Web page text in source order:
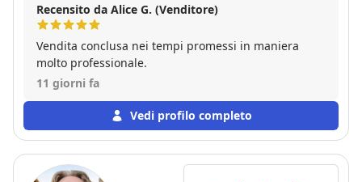
Recensito da Alice G. (Venditore)
Vendita conclusa nei tempi promessi in maniera
molto professionale.
11 giorni fa
Vedi profilo completo